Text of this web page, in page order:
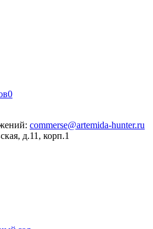
0
commerse@artemida-hunter.ru
д.11, корп.1